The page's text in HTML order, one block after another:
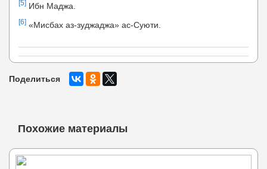
[5] Ибн Маджа.
[6] «Мисбах аз-зуджаджа» ас-Суюти.
Поделиться
Похожие материалы